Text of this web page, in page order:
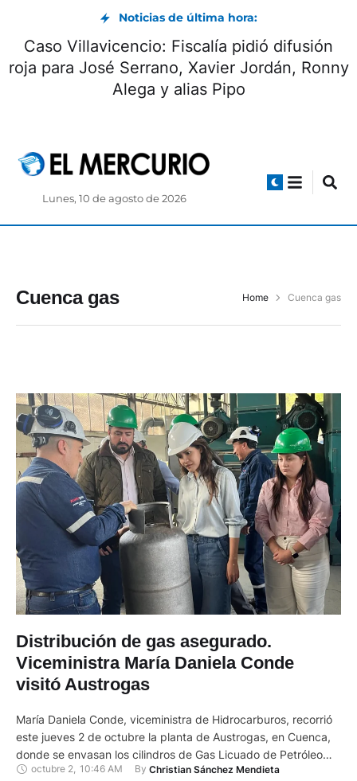
Noticias de última hora:
Caso Villavicencio: Fiscalía pidió difusión
roja para José Serrano, Xavier Jordán, Ronny
Alega y alias Pipo
Lunes, 10 de agosto de 2026
Cuenca gas Home Cuenca gas
Distribución de gas asegurado.
Viceministra María Daniela Conde
visitó Austrogas
María Daniela Conde, viceministra de Hidrocarburos, recorrió
este jueves 2 de octubre la planta de Austrogas, en Cuenca,
donde se envasan los cilindros de Gas Licuado de Petróleo
(GLP). El objetivo de la visita fue constatar el cumplimiento de
octubre 2, 10:46 AM By Christian Sánchez Mendieta